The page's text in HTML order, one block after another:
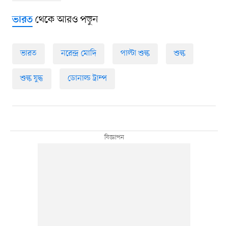
ভারতথেকে আরও পড়ুন
ভারত নরেন্দ্র মোদি পাল্টা শুল্ক শুল্ক
শুল্ক যুদ্ধ ডোনাল্ড ট্রাম্প